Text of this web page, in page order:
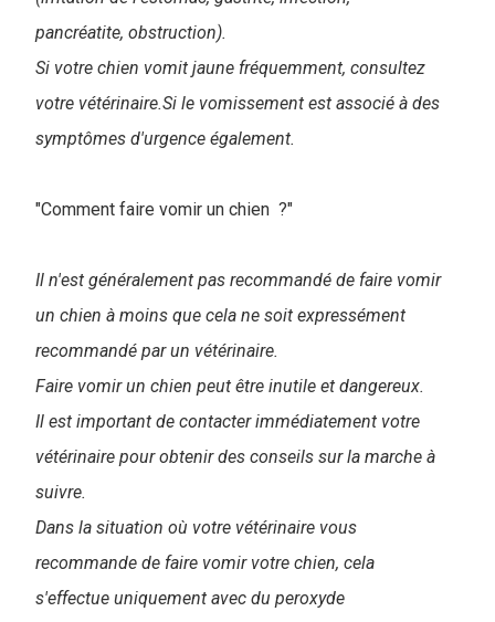
pancréatite, obstruction).
Si votre chien vomit jaune fréquemment, consultez
votre vétérinaire.Si le vomissement est associé à des
symptômes d'urgence également.
"Comment faire vomir un chien ?"
Il n'est généralement pas recommandé de faire vomir
un chien à moins que cela ne soit expressément
recommandé par un vétérinaire.
Faire vomir un chien peut être inutile et dangereux.
Il est important de contacter immédiatement votre
vétérinaire pour obtenir des conseils sur la marche à
suivre.
Dans la situation où votre vétérinaire vous
recommande de faire vomir votre chien, cela
s'effectue uniquement avec du peroxyde